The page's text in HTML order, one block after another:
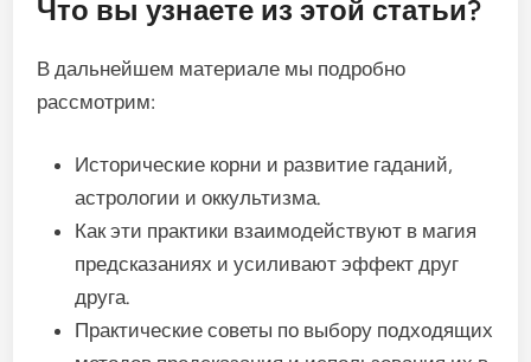
Что вы узнаете из этой статьи?
В дальнейшем материале мы подробно
рассмотрим:
Исторические корни и развитие гаданий,
астрологии и оккультизма.
Как эти практики взаимодействуют в магия
предсказаниях и усиливают эффект друг
друга.
Практические советы по выбору подходящих